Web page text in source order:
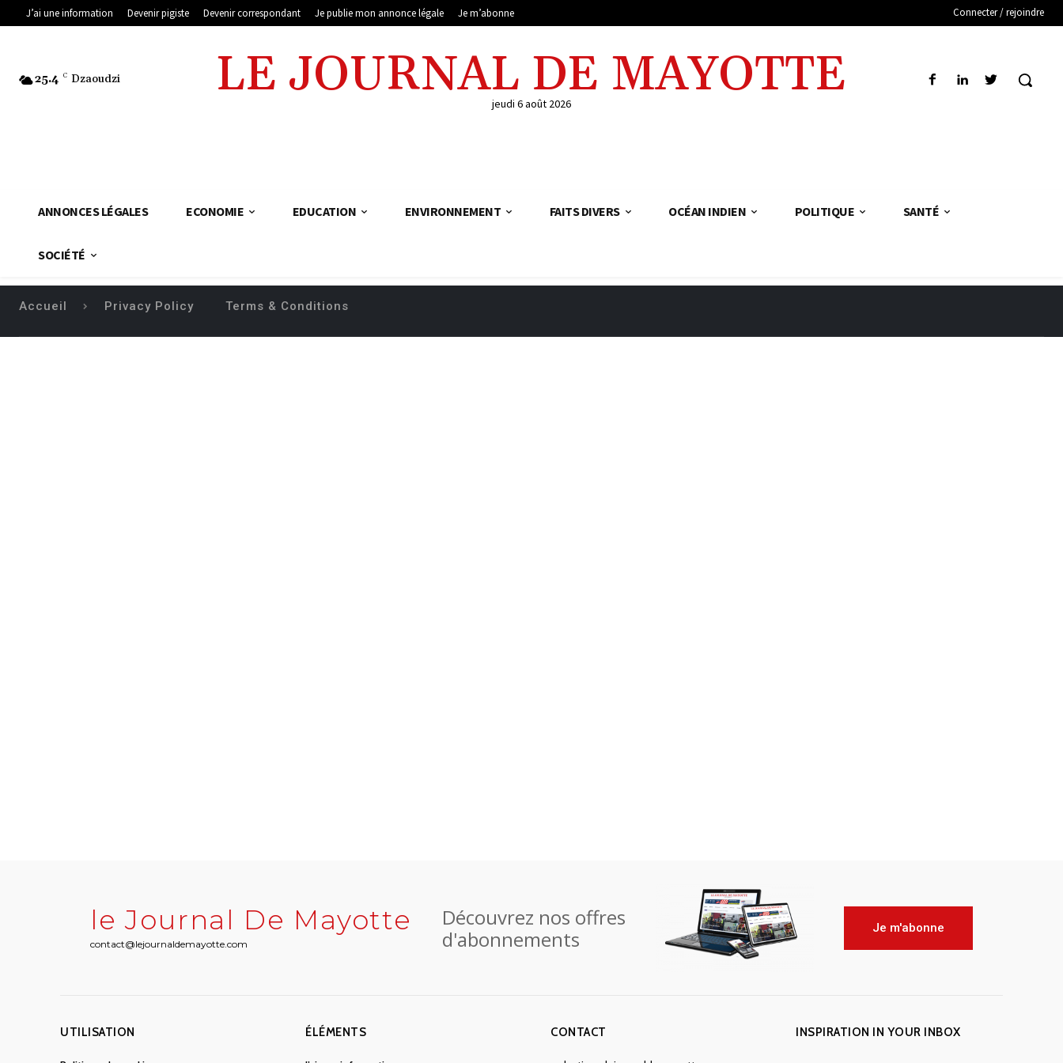
J’ai une information Devenir pigiste Devenir correspondant Je publie mon annonce légale Je m’abonne Connecter / rejoindre
25.4 C Dzaoudzi LE JOURNAL DE MAYOTTE
jeudi 6 août 2026
ANNONCES LÉGALES ECONOMIE EDUCATION ENVIRONNEMENT FAITS DIVERS OCÉAN INDIEN POLITIQUE SANTÉ
SOCIÉTÉ
Accueil Privacy Policy Terms & Conditions
le Journal De Mayotte
contact@lejournaldemayotte.com
Découvrez nos offres
d'abonnements
Je m'abonne
UTILISATION ÉLÉMENTS CONTACT INSPIRATION IN YOUR INBOX